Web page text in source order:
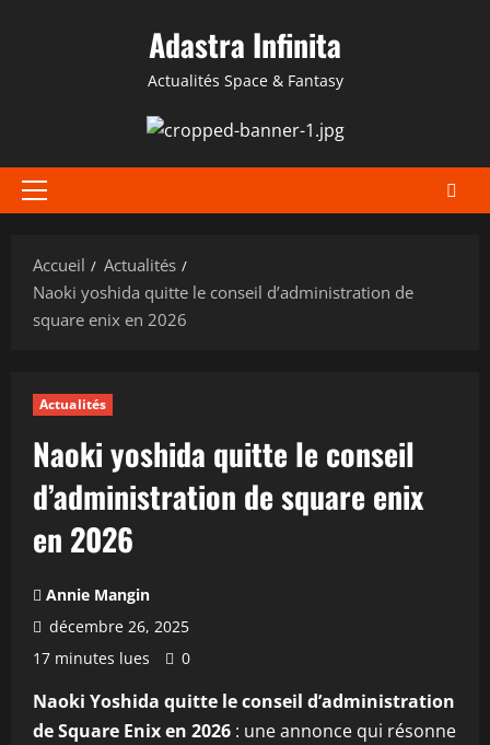
Adastra Infinita
Actualités Space & Fantasy
Menu
Accueil
Actualités
Naoki yoshida quitte le conseil d’administration de
square enix en 2026
Actualités
Naoki yoshida quitte le conseil
d’administration de square enix
en 2026
Annie Mangin
décembre 26, 2025
17 minutes lues
0
Naoki Yoshida quitte le conseil d’administration
de Square Enix en 2026 : une annonce qui résonne